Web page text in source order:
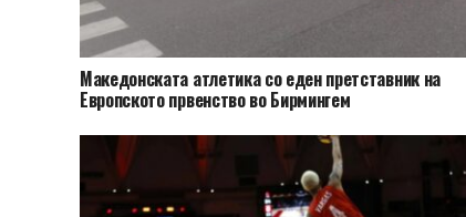
Македонската атлетика со еден претставник на
Европското првенство во Бирмингем